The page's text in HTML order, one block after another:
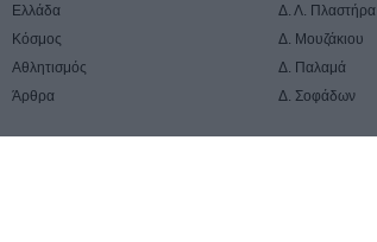
Ελλάδα
Κόσμος
Αθλητισμός
Άρθρα
Δ. Λ. Πλαστήρα
Δ. Μουζάκιου
Δ. Παλαμά
Δ. Σοφάδων